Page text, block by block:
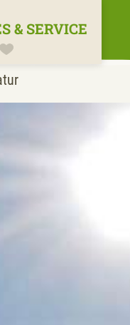
& SERVICE